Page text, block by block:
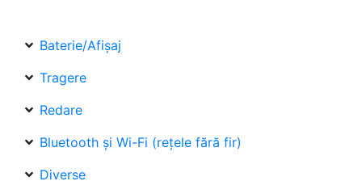
Baterie/Afișaj
Tragere
Redare
Bluetooth și Wi-Fi (rețele fără fir)
Diverse